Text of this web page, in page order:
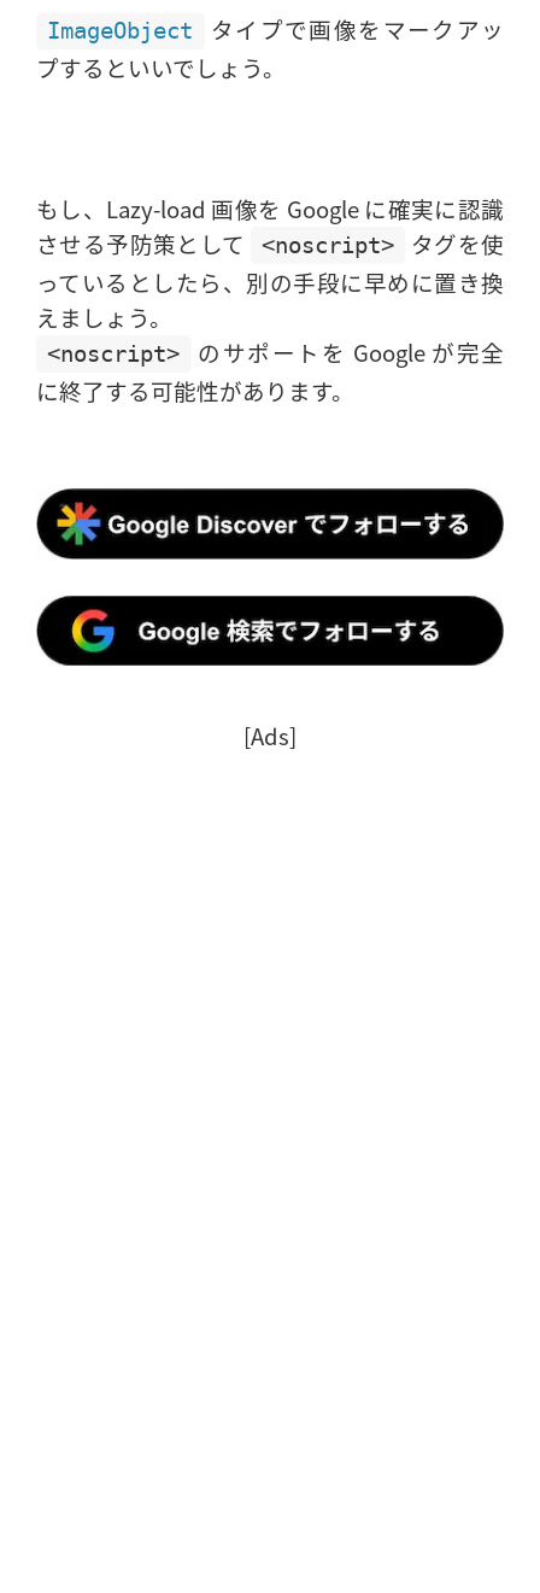
ImageObject
タイプで画像をマークアッ
プするといいでしょう。
もし、Lazy-load 画像を Google に確実に認識
させる予防策として
<noscript>
タグを使
っているとしたら、別の手段に早めに置き換
えましょう。
<noscript>
のサポートを Google が完全
に終了する可能性があります。
[Ads]